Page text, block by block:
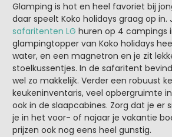
Glamping is hot en heel favoriet bij
daar speelt Koko holidays graag op in.
safaritenten LG huren op 4 campings
glampingtopper van Koko holidays
water, en een magnetron en je zit
stoelkussentjes. In de safaritent
wel zo makkelijk. Verder een robuust
keukeninventaris, veel opbergruimte
ook in de slaapcabines. Zorg dat je er
je in het voor- of najaar je vakantie
prijzen ook nog eens heel gunstig.